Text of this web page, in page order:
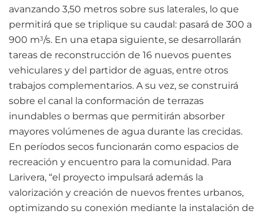
avanzando 3,50 metros sobre sus laterales, lo que
permitirá que se triplique su caudal: pasará de 300 a
900 m3/s. En una etapa siguiente, se desarrollarán
tareas de reconstrucción de 16 nuevos puentes
vehiculares y del partidor de aguas, entre otros
trabajos complementarios. A su vez, se construirá
sobre el canal la conformación de terrazas
inundables o bermas que permitirán absorber
mayores volúmenes de agua durante las crecidas.
En períodos secos funcionarán como espacios de
recreación y encuentro para la comunidad. Para
Larivera, “el proyecto impulsará además la
valorización y creación de nuevos frentes urbanos,
optimizando su conexión mediante la instalación de